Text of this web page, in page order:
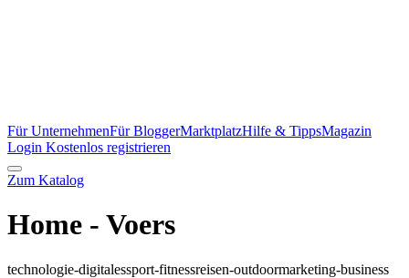
Für UnternehmenFür BloggerMarktplatzHilfe & TippsMagazin
Login Kostenlos registrieren
Zum Katalog
Home - Voers
technologie-digitalessport-fitnessreisen-outdoormarketing-business